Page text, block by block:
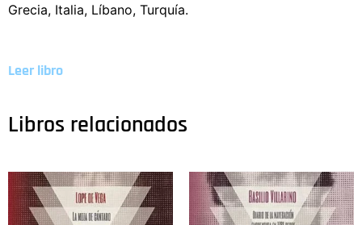
Grecia, Italia, Líbano, Turquía.
Leer libro
Libros relacionados